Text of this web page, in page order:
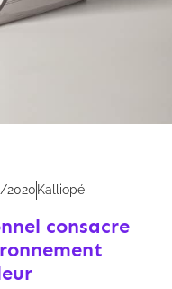
2020 Kalliopé
consacre